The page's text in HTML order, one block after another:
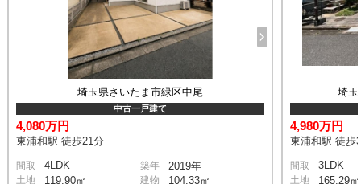
埼玉県さいたま市緑区中尾
中古一戸建て
4,080万円
東浦和駅 徒歩21分
間取 4LDK 築年 2019年
土地 119.90㎡ 建物 104.33㎡
埼玉
4,980万円
東浦和駅 徒歩
間取 3LDK
土地 165.29㎡